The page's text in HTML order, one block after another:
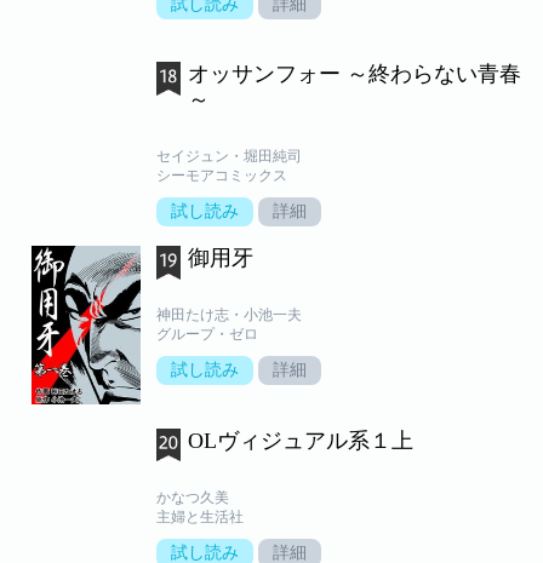
試し読み 詳細
オッサンフォー ～終わらない青春
～
セイジュン・堀田純司
シーモアコミックス
試し読み 詳細
御用牙
神田たけ志・小池一夫
グループ・ゼロ
試し読み 詳細
OLヴィジュアル系１上
かなつ久美
主婦と生活社
試し読み 詳細